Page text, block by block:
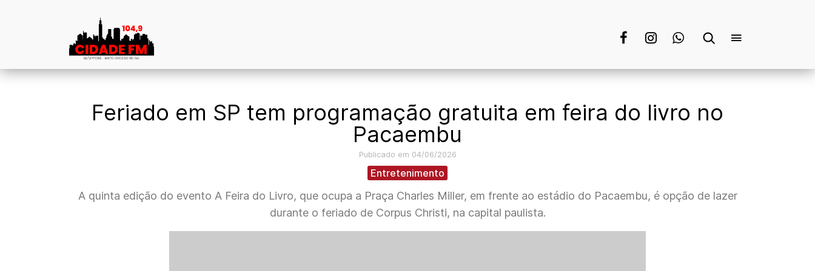
Feriado em SP tem programação gratuita em feira do livro no
Pacaembu
Publicado em 04/06/2026
Entretenimento
A quinta edição do evento A Feira do Livro, que ocupa a Praça Charles Miller, em frente ao estádio do Pacaembu, é opção de lazer
durante o feriado de Corpus Christi, na capital paulista.